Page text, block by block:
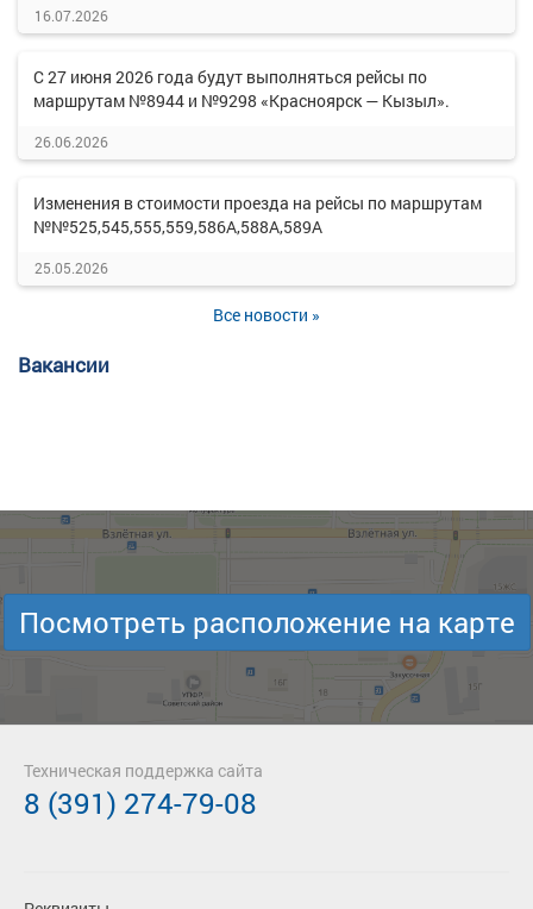
16.07.2026
С 27 июня 2026 года будут выполняться рейсы по
маршрутам №8944 и №9298 «Красноярск — Кызыл».
26.06.2026
Изменения в стоимости проезда на рейсы по маршрутам
№№525,545,555,559,586А,588А,589А
25.05.2026
Все новости »
Вакансии
Посмотреть расположение на карте
Техническая поддержка сайта
8 (391) 274-79-08